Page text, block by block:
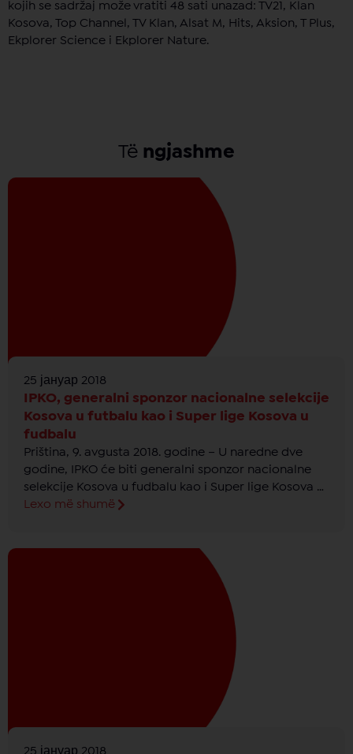
kojih se sadržaj može vratiti 48 sati unazad: TV21, Klan
Kosova, Top Channel, TV Klan, Alsat M, Hits, Aksion, T Plus,
Ekplorer Science i Ekplorer Nature.
Të ngjashme
25 јануар 2018
IPKO, generalni sponzor nacionalne selekcije
Kosova u futbalu kao i Super lige Kosova u
fudbalu
Priština, 9. avgusta 2018. godine – U naredne dve
godine, IPKO će biti generalni sponzor nacionalne
selekcije Kosova u fudbalu kao i Super lige Kosova u
fudbalu, koja će promeniti ime u IPKO super liga
Lexo më shumë
25 јануар 2018